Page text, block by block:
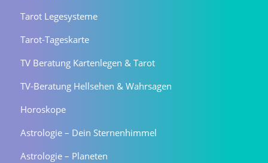
Tarot Legesysteme
Tarot-Tageskarte
TV Beratung Kartenlegen & Tarot
TV-Beratung Hellsehen & Wahrsagen
Horoskope
Astrologie – Dein Sternenhimmel
Astrologie – Planeten